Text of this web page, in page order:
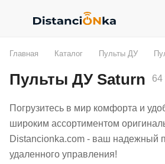
Главная Каталог Пульты ДУ
Пульты ДУ Saturn 64
Погрузитесь в мир комфорта и
широким ассортиментом
Distancionka.com - ваш надежный
удаленного управления!